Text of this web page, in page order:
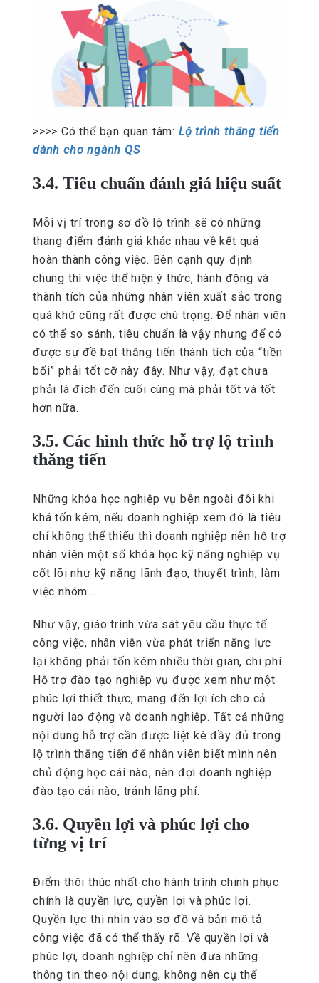
>>>> Có thể bạn quan tâm: Lộ trình thăng tiến
dành cho ngành QS
3.4. Tiêu chuẩn đánh giá hiệu suất
Mỗi vị trí trong sơ đồ lộ trình sẽ có những
thang điểm đánh giá khác nhau về kết quả
hoàn thành công việc. Bên cạnh quy định
chung thì việc thể hiện ý thức, hành động và
thành tích của những nhân viên xuất sắc trong
quá khứ cũng rất được chú trọng. Để nhân viên
có thể so sánh, tiêu chuẩn là vậy nhưng để có
được sự đề bạt thăng tiến thành tích của “tiền
bối” phải tốt cỡ này đây. Như vậy, đạt chưa
phải là đích đến cuối cùng mà phải tốt và tốt
hơn nữa.
3.5. Các hình thức hỗ trợ lộ trình
thăng tiến
Những khóa học nghiệp vụ bên ngoài đôi khi
khá tốn kém, nếu doanh nghiệp xem đó là tiêu
chí không thể thiếu thì doanh nghiệp nên hỗ trợ
nhân viên một số khóa học kỹ năng nghiệp vụ
cốt lõi như kỹ năng lãnh đạo, thuyết trình, làm
việc nhóm...
Như vậy, giáo trình vừa sát yêu cầu thực tế
công việc, nhân viên vừa phát triển năng lực
lại không phải tốn kém nhiều thời gian, chi phí.
Hỗ trợ đào tạo nghiệp vụ được xem như một
phúc lợi thiết thực, mang đến lợi ích cho cả
người lao động và doanh nghiệp. Tất cả những
nội dung hỗ trợ cần được liệt kê đầy đủ trong
lộ trình thăng tiến để nhân viên biết mình nên
chủ động học cái nào, nên đợi doanh nghiệp
đào tạo cái nào, tránh lãng phí.
3.6. Quyền lợi và phúc lợi cho
từng vị trí
Điểm thôi thúc nhất cho hành trình chinh phục
chính là quyền lực, quyền lợi và phúc lợi.
Quyền lực thì nhìn vào sơ đồ và bản mô tả
công việc đã có thể thấy rõ. Về quyền lợi và
phúc lợi, doanh nghiệp chỉ nên đưa những
thông tin theo nội dung, không nên cụ thể